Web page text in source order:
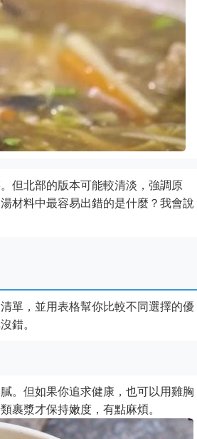
但北部的版本可能較清淡，強調原
材料中最容易出錯的是什麼？我會說
單，並用表格幫你比較不同選擇的優
錯。
。但如果你追求健康，也可以用雞胸
裹漿才保持嫩度，有點麻煩。